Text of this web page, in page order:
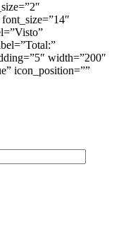
width=”200″
icon_position=””